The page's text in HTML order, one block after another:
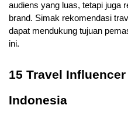
audiens yang luas, tetapi juga
brand. Simak rekomendasi
dapat mendukung tujuan
ini.
15 Travel
Indonesia